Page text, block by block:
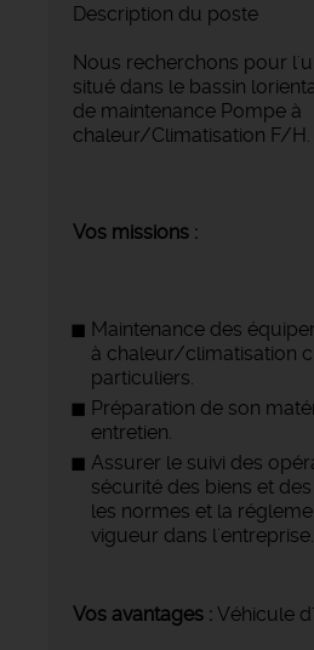
Description du poste
Nous recherchons pour
situé dans le bassin
de maintenance Pompe à
chaleur/Climatisation F/H.
Vos missions :
Maintenance des
à chaleur/climatisation
particuliers.
Préparation de son
entretien.
Assurer le suivi des
sécurité des biens et
les normes et la
vigueur dans l'entreprise.
Vos avantages : Véhicule